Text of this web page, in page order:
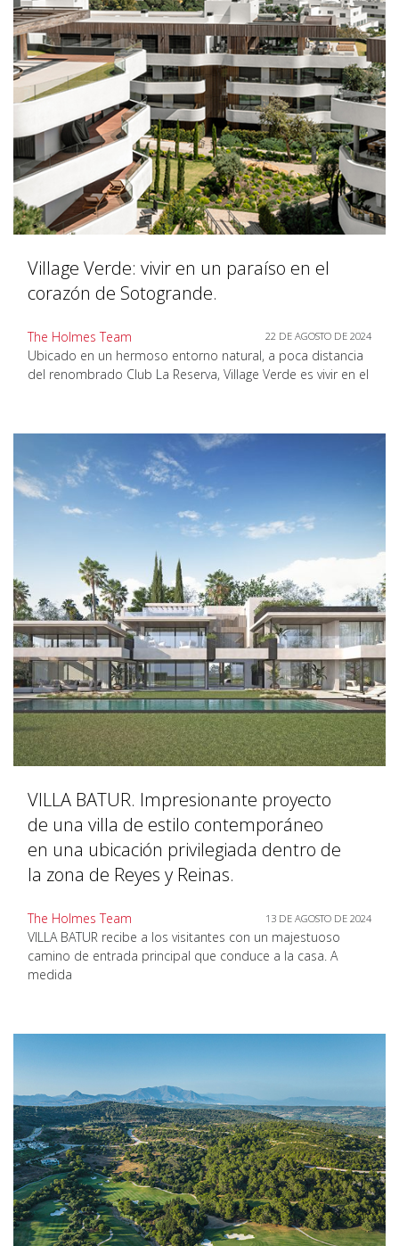
Village Verde: vivir en un paraíso en el
corazón de Sotogrande.
The Holmes Team 22 DE AGOSTO DE 2024
Ubicado en un hermoso entorno natural, a poca distancia
del renombrado Club La Reserva, Village Verde es vivir en el
VILLA BATUR. Impresionante proyecto
de una villa de estilo contemporáneo
en una ubicación privilegiada dentro de
la zona de Reyes y Reinas.
The Holmes Team 13 DE AGOSTO DE 2024
VILLA BATUR recibe a los visitantes con un majestuoso
camino de entrada principal que conduce a la casa. A
medida